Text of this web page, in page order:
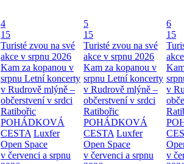
4
15
Turisté zvou na své
akce v srpnu 2026
Kam za kopanou v
srpnu Letní koncerty
v Rudrově mlýně –
občerstvení v srdci
Ratibořic
POHÁDKOVÁ
CESTA Luxfer
Open Space
v červenci a srpnu
5
15
Turisté zvou na své
akce v srpnu 2026
Kam za kopanou v
srpnu Letní koncerty
v Rudrově mlýně –
občerstvení v srdci
Ratibořic
POHÁDKOVÁ
CESTA Luxfer
Open Space
v červenci a srpnu
6
15
v
v